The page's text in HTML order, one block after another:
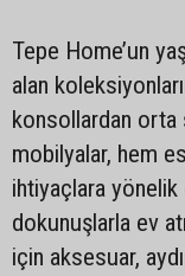
Tepe Home’un
alan
konsollardan orta
mobilyalar, hem
ihtiyaçlara
dokunuşlarla ev
için aksesuar,